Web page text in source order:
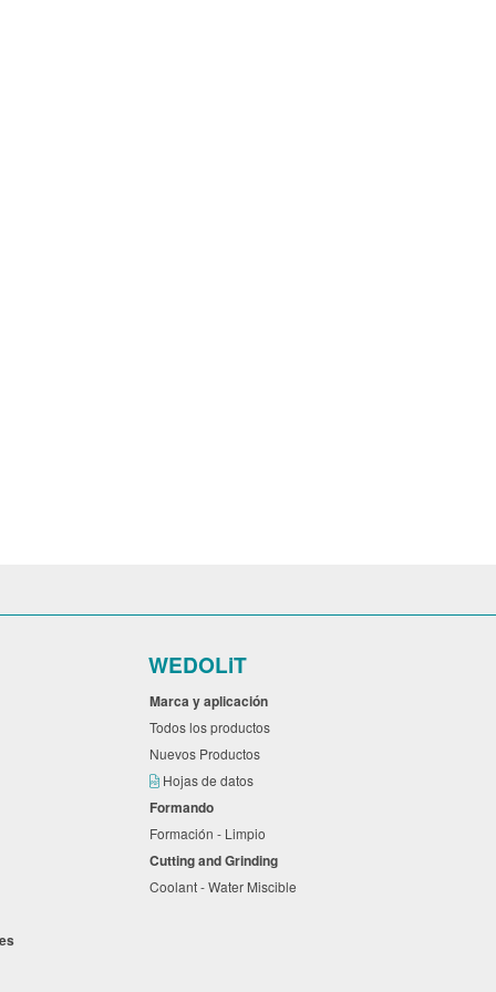
WEDOLiT
Marca y aplicación
Todos los productos
Nuevos Productos
Hojas de datos
Formando
Formación - Limpio
Cutting and Grinding
Coolant - Water Miscible